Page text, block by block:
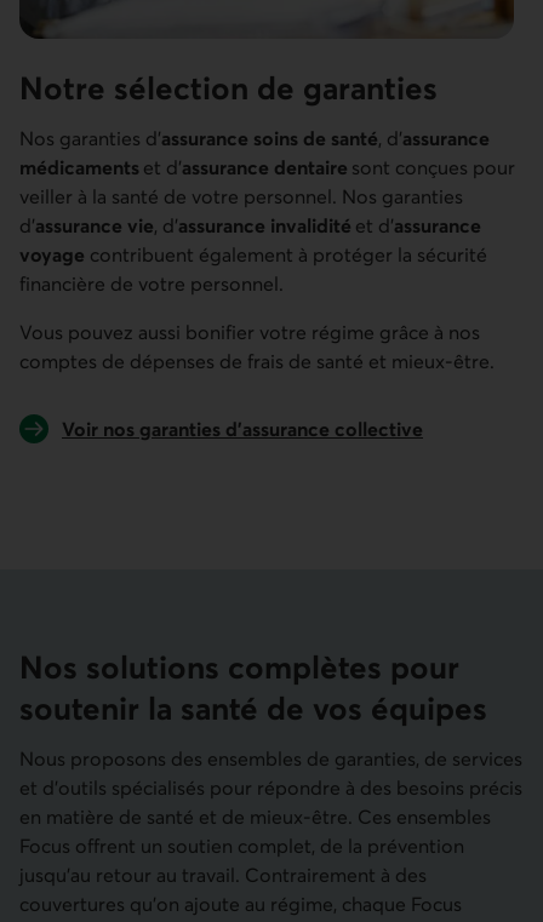
Notre sélection de garanties
Nos garanties d’assurance soins de santé, d’assurance
médicaments et d’assurance dentaire sont conçues pour
veiller à la santé de votre personnel. Nos garanties
d’assurance vie, d’assurance invalidité et d’assurance
voyage contribuent également à protéger la sécurité
financière de votre personnel.
Vous pouvez aussi bonifier votre régime grâce à nos
comptes de dépenses de frais de santé et mieux-être.
Voir nos garanties d’assurance collective
Nos solutions complètes pour
soutenir la santé de vos équipes
Nous proposons des ensembles de garanties, de services
et d’outils spécialisés pour répondre à des besoins précis
en matière de santé et de mieux-être. Ces ensembles
Focus offrent un soutien complet, de la prévention
jusqu’au retour au travail. Contrairement à des
couvertures qu’on ajoute au régime, chaque Focus